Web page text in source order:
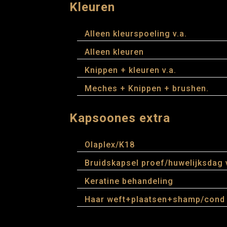
Kleuren
Alleen kleurspoeling v.a.
Alleen kleuren
Knippen + kleuren v.a.
Meches + Knippen + brushen.
Kapsoones extra
Olaplex/K18
Bruidskapsel proef/huwelijksdag
Keratine behandeling
Haar weft+plaatsen+shamp/cond